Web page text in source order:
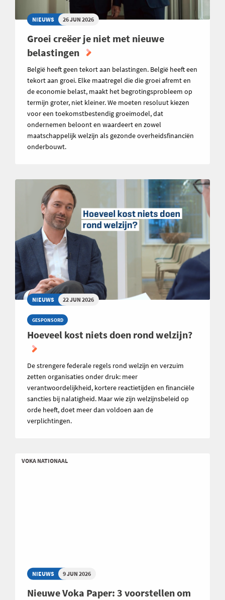
NIEUWS 26 JUN 2026
Groei creëer je niet met nieuwe
belastingen
België heeft geen tekort aan belastingen. België heeft een
tekort aan groei. Elke maatregel die die groei afremt en
de economie belast, maakt het begrotingsprobleem op
termijn groter, niet kleiner. We moeten resoluut kiezen
voor een toekomstbestendig groeimodel, dat
ondernemen beloont en waardeert en zowel
maatschappelijk welzijn als gezonde overheidsfinanciën
onderbouwt.
NIEUWS 22 JUN 2026
GESPONSORD
Hoeveel kost niets doen rond welzijn?
De strengere federale regels rond welzijn en verzuim
zetten organisaties onder druk: meer
verantwoordelijkheid, kortere reactietijden en financiële
sancties bij nalatigheid. Maar wie zijn welzijnsbeleid op
orde heeft, doet meer dan voldoen aan de
verplichtingen.
VOKA NATIONAAL
NIEUWS 9 JUN 2026
Nieuwe Voka Paper: 3 voorstellen om